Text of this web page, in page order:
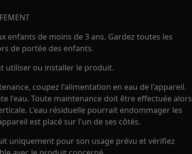
enfants de moins de 3 ans. Gardez toutes les
de portée des enfants.
utiliser ou installer le produit.
coupez l'alimentation en eau de l'appareil.
l'eau. Toute maintenance doit être effectuée alors
L'eau résiduelle pourrait endommager les
est placé sur l'un de ses côtés.
uniquement pour son usage prévu et vérifiez